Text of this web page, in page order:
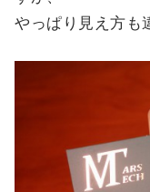
やっぱり見え方も